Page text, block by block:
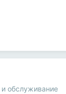
обслуживание